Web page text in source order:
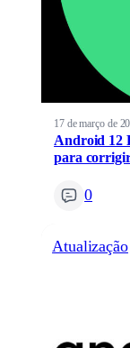
17 de março de
Android 12
para
0
Atualização